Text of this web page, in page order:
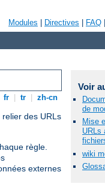
Modules Directives FAQ
fr tr zh-cn
relier des URLs
règle.
externes
Voir
de
Mise
URLs
wiki